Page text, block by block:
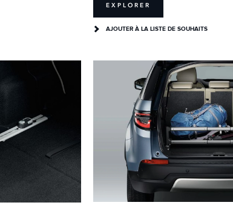
EXPLORER
AJOUTER À LA LISTE DE SOUHAITS